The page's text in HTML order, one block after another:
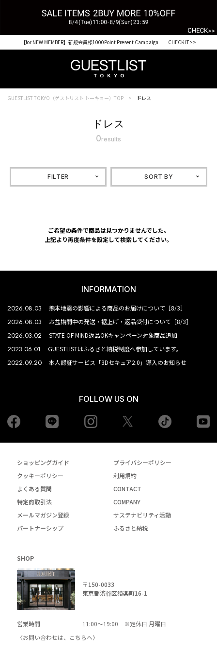
【for NEW MEMBER】新規会員様1000Point Present Campaign CHECK IT>>
GUESTLIST TOKYO（ゲストリスト トーキョー）TOP ドレス
ドレス
0results
FILTER SORT BY
ご希望の条件で商品は見つかりませんでした。
上記より再度条件を設定して検索してください。
INFORMATION
2026.08.03 熊本地震の影響による商品のお届けについて［8/3］
2026.08.03 お盆期間中の発送・裾上げ・返品受付について［8/3］
2026.03.02 STATE OF MIND返品OKキャンペーン対象商品追加
2023.06.01 GUESTLISTはふるさと納税制度へ参加しています。
2022.09.20 本人認証サービス「3Dセキュア2.0」導入のお知らせ
FOLLOW US ON
Facebook Instagram tiktok
ショッピングガイド
プライバシーポリシー
クッキーポリシー
利用規約
よくある質問
CONTACT
特定商取引法
COMPANY
メールマガジン登録
サステナビリティ活動
パートナーシップ
ふるさと納税
SHOP
〒150-0033
東京都渋谷区猿楽町16-1
営業時間
11:00～19:00 ※定休日 月曜日
〈お問い合わせは、
こちらへ〉